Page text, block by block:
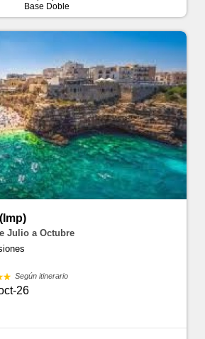
Base Doble
Julio a Octubre
Según itinerario
26